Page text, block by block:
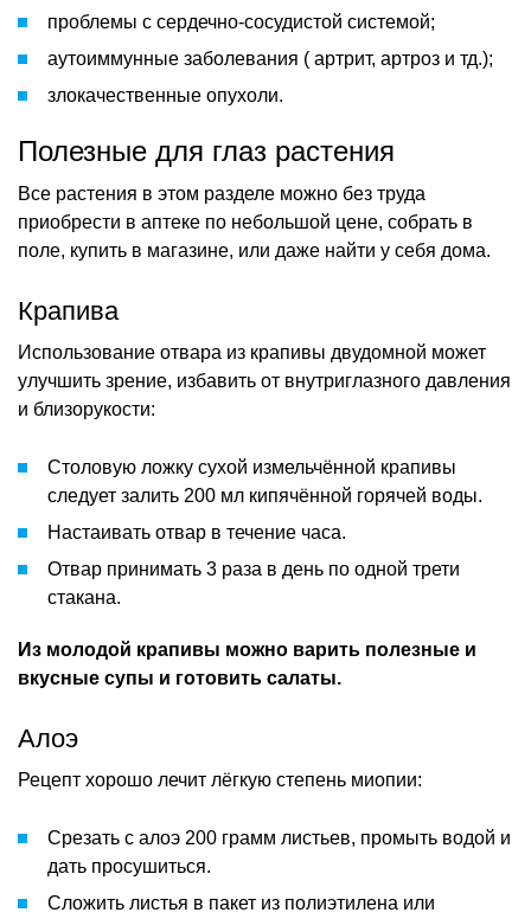
проблемы с сердечно-сосудистой системой;
аутоиммунные заболевания ( артрит, артроз и тд.);
злокачественные опухоли.
Полезные для глаз растения
Все растения в этом разделе можно без труда
приобрести в аптеке по небольшой цене, собрать в
поле, купить в магазине, или даже найти у себя дома.
Крапива
Использование отвара из крапивы двудомной может
улучшить зрение, избавить от внутриглазного давления
и близорукости:
Столовую ложку сухой измельчённой крапивы
следует залить 200 мл кипячённой горячей воды.
Настаивать отвар в течение часа.
Отвар принимать 3 раза в день по одной трети
стакана.
Из молодой крапивы можно варить полезные и
вкусные супы и готовить салаты.
Алоэ
Рецепт хорошо лечит лёгкую степень миопии:
Срезать с алоэ 200 грамм листьев, промыть водой и
дать просушиться.
Сложить листья в пакет из полиэтилена или